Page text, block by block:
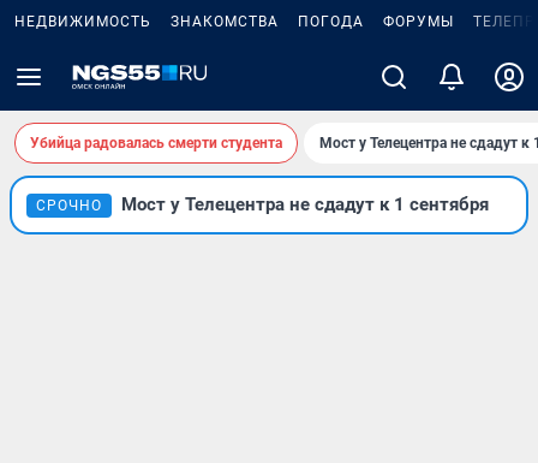
НЕДВИЖИМОСТЬ ЗНАКОМСТВА ПОГОДА ФОРУМЫ
Убийца радовалась смерти студента Мост у Телецентра не сдадут к
СРОЧНО Мост у Телецентра не сдадут к 1 сентября